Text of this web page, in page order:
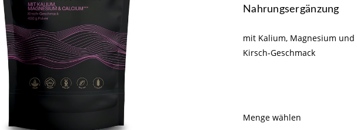
Nahrungsergänzung
mit Kalium, Magnesium
Kirsch-Geschmack
Menge wählen